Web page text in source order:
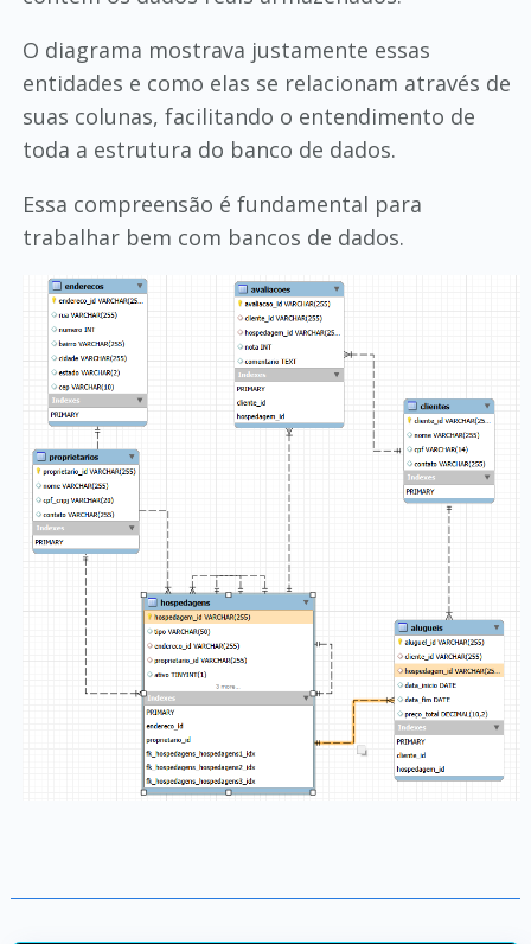
O diagrama mostrava justamente essas
entidades e como elas se relacionam através de
suas colunas, facilitando o entendimento de
toda a estrutura do banco de dados.
Essa compreensão é fundamental para
trabalhar bem com bancos de dados.